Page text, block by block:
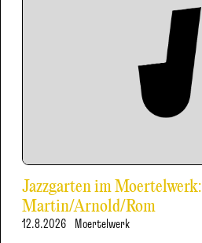
Jazzgarten im Moertelwerk:
Martin/Arnold/Rom
12.8.2026 Moertelwerk